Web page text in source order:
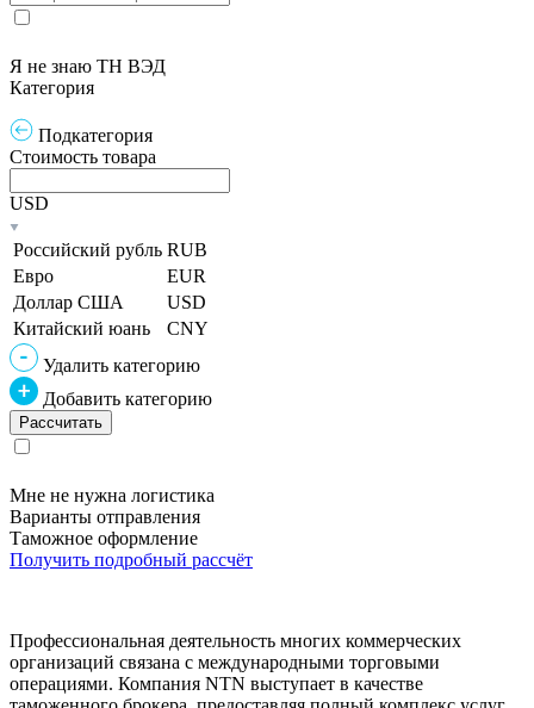
Я не знаю ТН ВЭД
Категория
Подкатегория
Стоимость товара
USD
Российский рубль RUB
Евро
EUR
Доллар США
USD
Китайский юань
CNY
Удалить категорию
Добавить категорию
Мне не нужна логистика
Варианты отправления
Таможное оформление
Получить подробный рассчёт
Профессиональная деятельность многих коммерческих
организаций связана с международными торговыми
операциями. Компания NTN выступает в качестве